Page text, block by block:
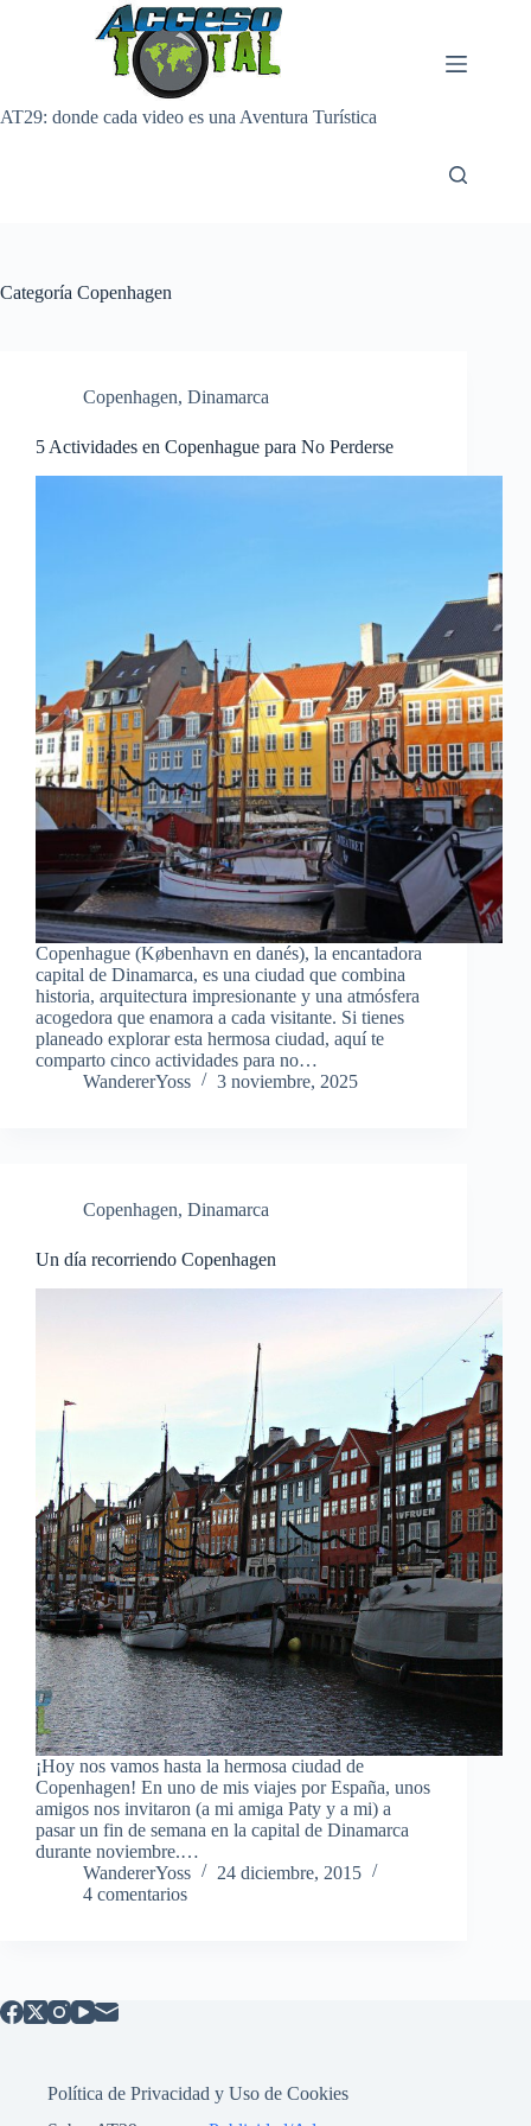
AT29: donde cada video es una Aventura Turística
Categoría Copenhagen
Copenhagen, Dinamarca
5 Actividades en Copenhague para No Perderse
Copenhague (København en danés), la encantadora
capital de Dinamarca, es una ciudad que combina
historia, arquitectura impresionante y una atmósfera
acogedora que enamora a cada visitante. Si tienes
planeado explorar esta hermosa ciudad, aquí te
comparto cinco actividades para no…
WandererYoss
3 noviembre, 2025
Copenhagen, Dinamarca
Un día recorriendo Copenhagen
¡Hoy nos vamos hasta la hermosa ciudad de
Copenhagen! En uno de mis viajes por España, unos
amigos nos invitaron (a mi amiga Paty y a mi) a
pasar un fin de semana en la capital de Dinamarca
durante noviembre.…
WandererYoss
24 diciembre, 2015
4 comentarios
Política de Privacidad y Uso de Cookies